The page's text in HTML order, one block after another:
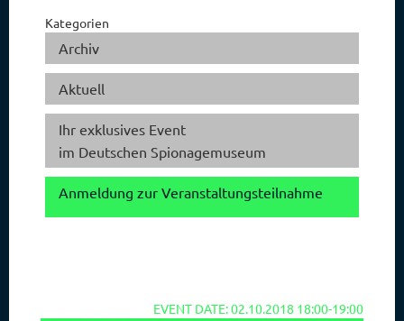
Kategorien
Archiv
Aktuell
Ihr exklusives Event
im Deutschen Spionagemuseum
Anmeldung zur Veranstaltungsteilnahme
EVENT DATE: 02.10.2018 18:00-19:00